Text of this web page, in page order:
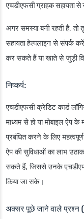
एचडीएफसी ग्राहक सहायता से
अगर समस्या बनी रहती है,
सहायता हेल्पलाइन से संपर्क
कर सकते हैं या खाते से जुड़ी
निष्कर्ष:
एचडीएफसी क्रेडिट कार्ड
माध्यम से हो या मोबाइल ऐप
प्रबंधित करने के लिए
ऐप की सुविधाओं का लाभ
सकते हैं, जिससे उनके
किया जा सके।
अक्सर पूछे जाने वाले प्रश्न